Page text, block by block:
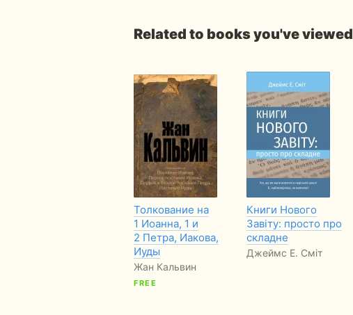
Related to books you've viewed
Толкование на
1 Иоанна, 1 и
2 Петра, Иакова,
Иуды
Жан Кальвин
FREE
Книги Нового
Завіту: просто про
складне
Джеймс Е. Сміт